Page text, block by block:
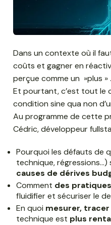
Dans un contexte où il
coûts et gagner en
perçue comme un »plus »
Et pourtant, c’est tout le
condition sine qua non
Au programme de cette
Cédric, développeur
Pourquoi les défauts de
technique, régressions…)
causes de dérives
Comment des
fluidifier et sécuriser le
En quoi mesurer,
technique est plus